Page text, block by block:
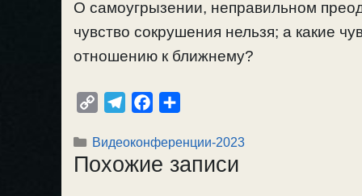
О самоугрызении, неправильном
чувство сокрушения нельзя; а какие
отношению к ближнему?
p
y
l
e
c
e
п
р
Рубрики
Видеоконференции-2023
Похожие записи